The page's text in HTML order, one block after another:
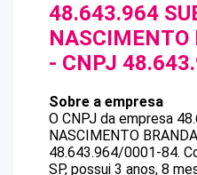
48.643.964
NASCIMENTO
- CNPJ
Sobre a empresa
O CNPJ da empresa
NASCIMENTO
48.643.964/0001-84.
SP, possui 3 anos, 8